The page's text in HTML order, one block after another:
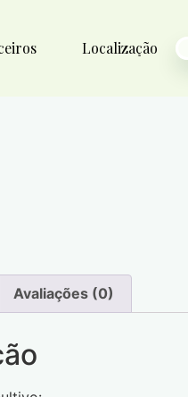
Localização
Avaliações (0)